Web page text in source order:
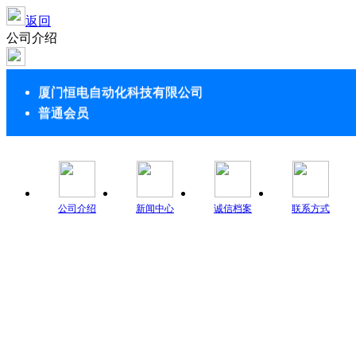
返回
公司介绍
厦门恒电自动化科技有限公司
普通会员
公司介绍 新闻中心 诚信档案 联系方式